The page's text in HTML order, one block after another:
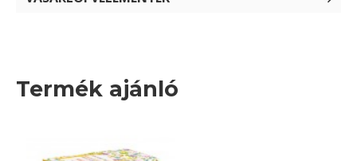
Termék ajánló